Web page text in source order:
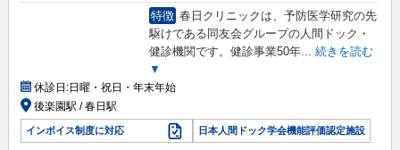
特徴 春日クリニックは、予防医学研究の先
駆けである同友会グループの人間ドック・
健診機関です。健診事業50年... 続きを読む
▼
休診日:日曜・祝日・年末年始
後楽園駅 / 春日駅
インボイス制度に対応 日本人間ドック学会機能評価認定施設